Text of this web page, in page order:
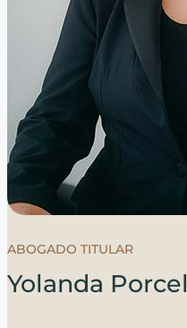
ABOGADO TITULAR
Yolanda Porcel